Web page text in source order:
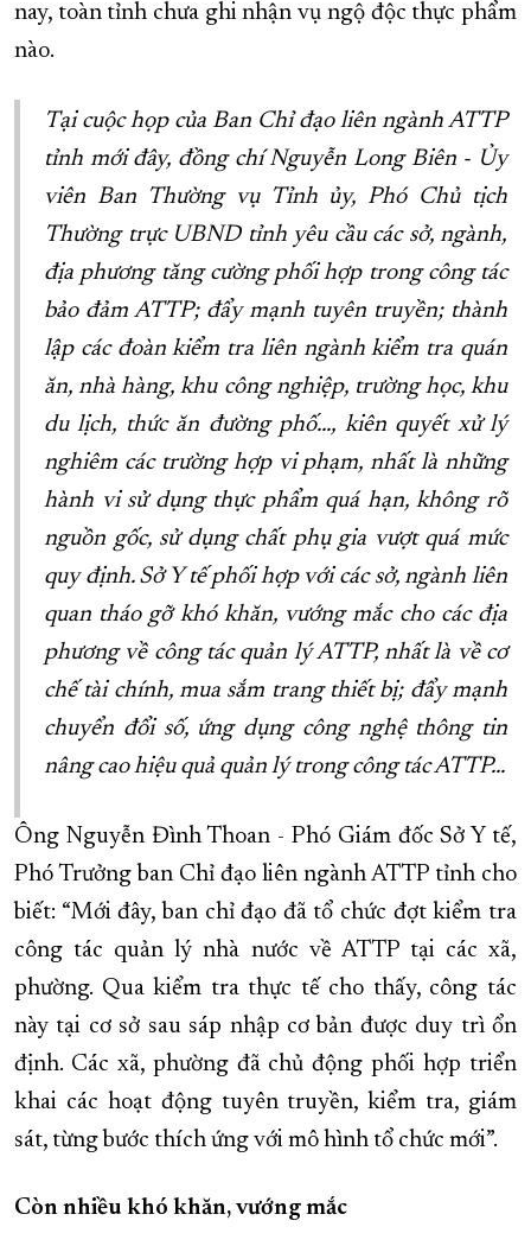
nay, toàn tỉnh chưa ghi nhận vụ ngộ độc thực phẩm
nào.
Tại cuộc họp của Ban Chỉ đạo liên ngành ATTP
tỉnh mới đây, đồng chí Nguyễn Long Biên - Ủy
viên Ban Thường vụ Tỉnh ủy, Phó Chủ tịch
Thường trực UBND tỉnh yêu cầu các sở, ngành,
địa phương tăng cường phối hợp trong công tác
bảo đảm ATTP; đẩy mạnh tuyên truyền; thành
lập các đoàn kiểm tra liên ngành kiểm tra quán
ăn, nhà hàng, khu công nghiệp, trường học, khu
du lịch, thức ăn đường phố..., kiên quyết xử lý
nghiêm các trường hợp vi phạm, nhất là những
hành vi sử dụng thực phẩm quá hạn, không rõ
nguồn gốc, sử dụng chất phụ gia vượt quá mức
quy định. Sở Y tế phối hợp với các sở, ngành liên
quan tháo gỡ khó khăn, vướng mắc cho các địa
phương về công tác quản lý ATTP, nhất là về cơ
chế tài chính, mua sắm trang thiết bị; đẩy mạnh
chuyển đổi số, ứng dụng công nghệ thông tin
nâng cao hiệu quả quản lý trong công tác ATTP...
Ông Nguyễn Đình Thoan - Phó Giám đốc Sở Y tế,
Phó Trưởng ban Chỉ đạo liên ngành ATTP tỉnh cho
biết: “Mới đây, ban chỉ đạo đã tổ chức đợt kiểm tra
công tác quản lý nhà nước về ATTP tại các xã,
phường. Qua kiểm tra thực tế cho thấy, công tác
này tại cơ sở sau sáp nhập cơ bản được duy trì ổn
định. Các xã, phường đã chủ động phối hợp triển
khai các hoạt động tuyên truyền, kiểm tra, giám
sát, từng bước thích ứng với mô hình tổ chức mới”.
Còn nhiều khó khăn, vướng mắc